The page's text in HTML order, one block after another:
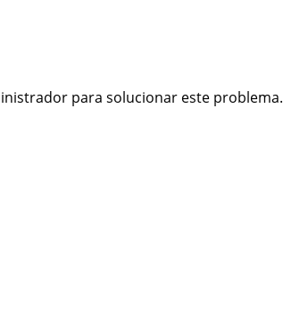
para solucionar este problema.